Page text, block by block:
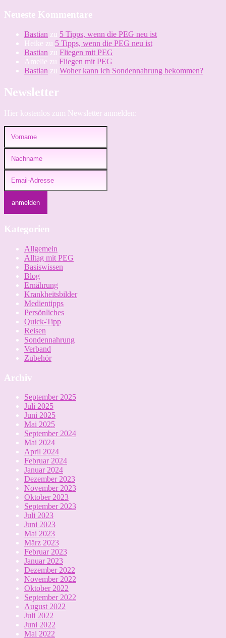
Neueste Kommentare
Bastian zu 5 Tipps, wenn die PEG neu ist
Heike zu 5 Tipps, wenn die PEG neu ist
Bastian zu Fliegen mit PEG
Amelie zu Fliegen mit PEG
Bastian zu Woher kann ich Sondennahrung bekommen?
Newsletter
Hier kostenlos zum Newsletter anmelden:
Kategorien
Allgemein
Alltag mit PEG
Basiswissen
Blog
Ernährung
Krankheitsbilder
Medientipps
Persönliches
Quick-Tipp
Reisen
Sondennahrung
Verband
Zubehör
Archiv
September 2025
Juli 2025
Juni 2025
Mai 2025
September 2024
Mai 2024
April 2024
Februar 2024
Januar 2024
Dezember 2023
November 2023
Oktober 2023
September 2023
Juli 2023
Juni 2023
Mai 2023
März 2023
Februar 2023
Januar 2023
Dezember 2022
November 2022
Oktober 2022
September 2022
August 2022
Juli 2022
Juni 2022
Mai 2022